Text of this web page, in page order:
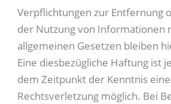
Verpflichtungen zur Entfernung
der Nutzung von Informationen
allgemeinen Gesetzen bleiben
Eine diesbezügliche Haftung ist
dem Zeitpunkt der Kenntnis
Rechtsverletzung möglich. Bei